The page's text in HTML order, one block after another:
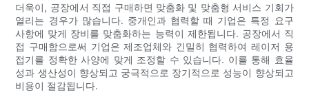
더욱이, 공장에서 직접 구매하면 맞춤화 및 맞춤형 서비스 기회가
열리는 경우가 많습니다. 중개인과 협력할 때 기업은 특정 요구
사항에 맞게 장비를 맞춤화하는 능력이 제한됩니다. 공장에서 직
접 구매함으로써 기업은 제조업체와 긴밀히 협력하여 레이저 용
접기를 정확한 사양에 맞게 조정할 수 있습니다. 이를 통해 효율
성과 생산성이 향상되고 궁극적으로 장기적으로 성능이 향상되고
비용이 절감됩니다.